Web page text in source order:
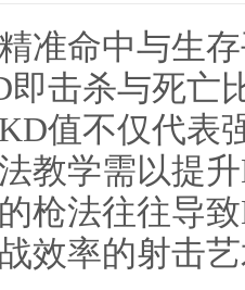
准命中与生
即击杀与死亡
值不仅代表
教学需以提
枪法往往导
效率的射击